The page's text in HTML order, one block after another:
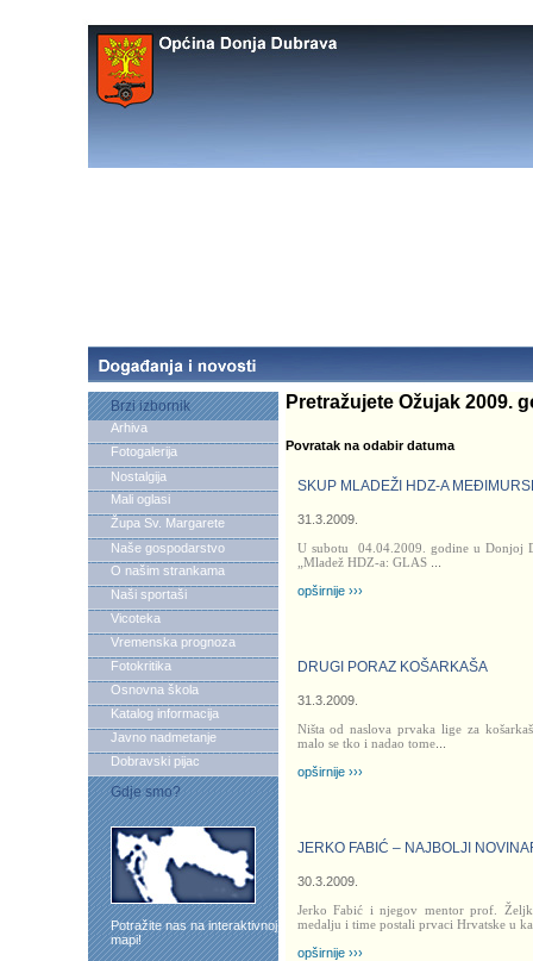
Brzi izbornik
Arhiva
Fotogalerija
Nostalgija
Mali oglasi
Župa Sv. Margarete
Naše gospodarstvo
O našim strankama
Naši sportaši
Vicoteka
Vremenska prognoza
Fotokritika
Osnovna škola
Katalog informacija
Javno nadmetanje
Dobravski pijac
Gdje smo?
Potražite nas na interaktivnoj
mapi!
Pretražujete Ožujak 2009.
Povratak na odabir datuma
SKUP MLADEŽI HDZ-A
31.3.2009.
U subotu
04.04.2009. godine u Donjoj
„Mladež HDZ-a: GLAS
opširnije ›››
DRUGI PORAZ KOŠARKAŠA
31.3.2009.
Ništa od naslova prvaka lige za
malo se tko i nadao tome...
opširnije ›››
JERKO FABIĆ – NAJBOLJI
30.3.2009.
Jerko Fabić i njegov mentor prof.
medalju i time postali prvaci Hrvatske u
opširnije ›››